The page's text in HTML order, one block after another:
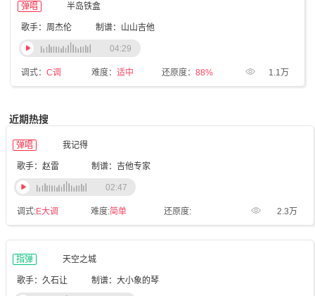
弹唱 半岛铁盒
歌手：周杰伦 制谱：山山吉他
调式： C调 难度： 适中 还原度： 88% 1.1万
04:29
近期热搜
弹唱 我记得
歌手：赵雷 制谱：吉他专家
调式:E大调 难度:简单 还原度: 2.3万
02:47
指弹 天空之城
歌手：久石让 制谱：大小象的琴